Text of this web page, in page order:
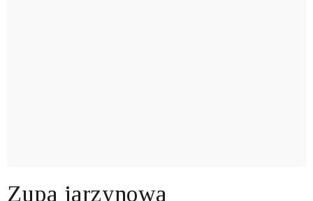
Zupa jarzynowa